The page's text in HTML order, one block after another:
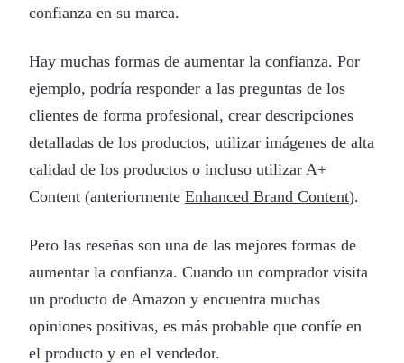
confianza en su marca.
Hay muchas formas de aumentar la confianza. Por
ejemplo, podría responder a las preguntas de los
clientes de forma profesional, crear descripciones
detalladas de los productos, utilizar imágenes de alta
calidad de los productos o incluso utilizar A+
Content (anteriormente Enhanced Brand Content).
Pero las reseñas son una de las mejores formas de
aumentar la confianza. Cuando un comprador visita
un producto de Amazon y encuentra muchas
opiniones positivas, es más probable que confíe en
el producto y en el vendedor.